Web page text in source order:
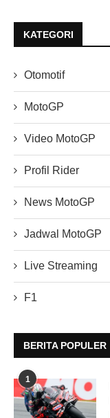
KATEGORI
Otomotif
MotoGP
Video MotoGP
Profil Rider
News MotoGP
Jadwal MotoGP
Live Streaming
F1
BERITA POPULER
1